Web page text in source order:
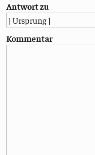
Antwort zu
Kommentar